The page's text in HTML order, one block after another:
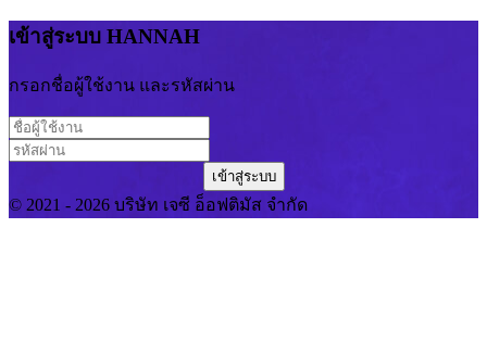
เข้าสู่ระบบ HANNAH
กรอกชื่อผู้ใช้งาน และรหัสผ่าน
เข้าสู่ระบบ
© 2021 - 2026 บริษัท เจซี อ็อฟติมัส จำกัด